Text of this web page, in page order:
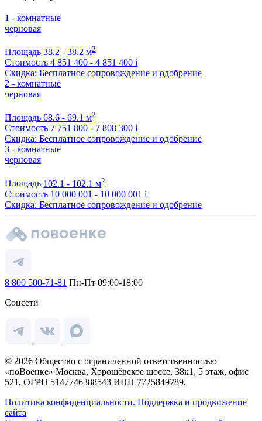
1 - комнатные
черновая
Площадь 38.2 - 38.2 м2
Стоимость 4 851 400 - 4 851 400 i
Скидка: Бесплатное сопровождение и одобрение
2 - комнатные
черновая
Площадь 68.6 - 69.1 м2
Стоимость 7 751 800 - 7 808 300 i
Скидка: Бесплатное сопровождение и одобрение
3 - комнатные
черновая
Площадь 102.1 - 102.1 м2
Стоимость 10 000 001 - 10 000 001 i
Скидка: Бесплатное сопровождение и одобрение
8 800 500-71-81 Пн-Пт 09:00-18:00
Соцсети
© 2026 Общество с ограниченной ответственностью
«поВоенке» Москва, Хорошёвское шоссе, 38к1, 5 этаж, офис
521, ОГРН 5147746388543 ИНН 7725849789.
Политика конфиденциальности. Поддержка и продвижение
сайта